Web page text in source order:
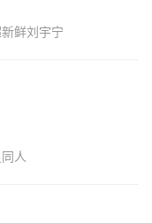
鲜刘宇宁
人